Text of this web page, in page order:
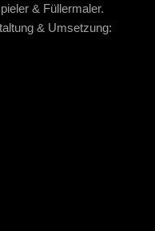
& Füllermaler.
& Umsetzung: